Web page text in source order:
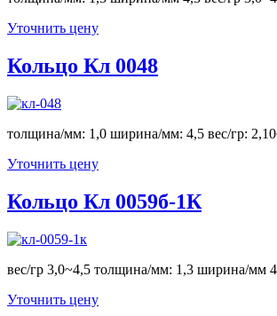
Уточнить цену
Кольцо Кл 0048
толщина/мм: 1,0 ширина/мм: 4,5 вес/гр:
Уточнить цену
Кольцо Кл 0059б-1К
вес/гр 3,0~4,5 толщина/мм: 1,3 ширина/мм
Уточнить цену